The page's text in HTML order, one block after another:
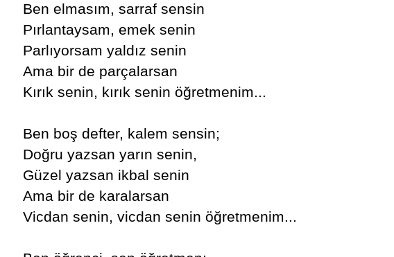
Ben elmasım, sarraf sensin
Pırlantaysam, emek senin
Parlıyorsam yaldız senin
Ama bir de parçalarsan
Kırık senin, kırık senin öğretmenim...
Ben boş defter, kalem sensin;
Doğru yazsan yarın senin,
Güzel yazsan ikbal senin
Ama bir de karalarsan
Vicdan senin, vicdan senin öğretmenim...